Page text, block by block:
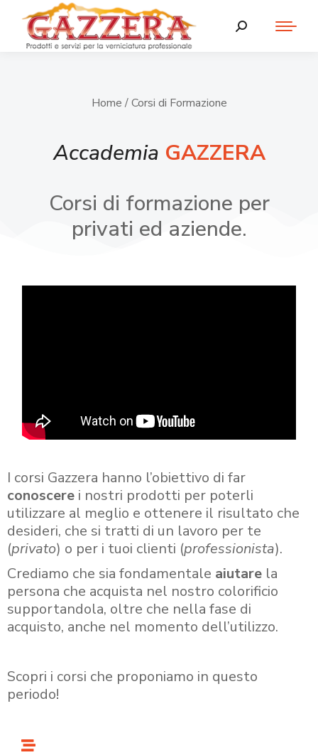
Home / Corsi di Formazione
Accademia GAZZERA
Corsi di formazione per
privati ed aziende.
I corsi Gazzera hanno l’obiettivo di far
conoscere i nostri prodotti per poterli
utilizzare al meglio e ottenere il risultato che
desideri, che si tratti di un lavoro per te
(privato) o per i tuoi clienti (professionista).
Crediamo che sia fondamentale aiutare la
persona che acquista nel nostro colorificio
supportandola, oltre che nella fase di
acquisto, anche nel momento dell’utilizzo.
Scopri i corsi che proponiamo in questo
periodo!